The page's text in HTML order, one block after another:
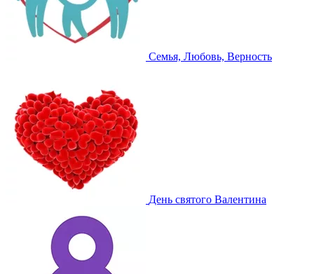
Семья, Любовь, Верность
День святого Валентина